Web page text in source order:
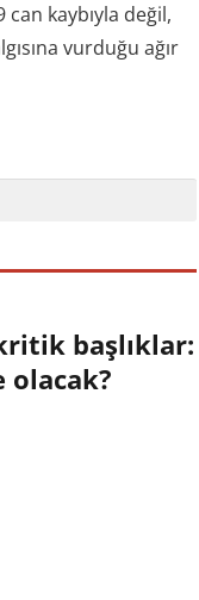
can kaybıyla değil,
vurduğu ağır
başlıklar:
olacak?